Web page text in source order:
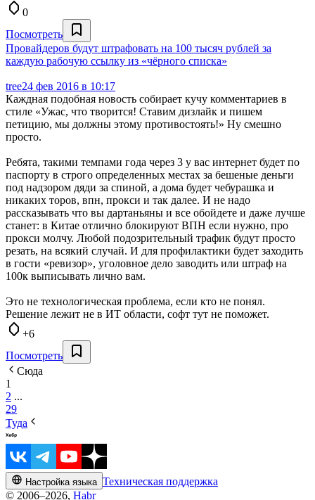
0
Посмотреть
Провайдеров будут штрафовать на 100 тысяч рублей за
каждую рабочую ссылку из «чёрного списка»
tree24 фев 2016 в 10:17
Каждная подобная новость собирает кучу комментариев в
стиле «Ужас, что творится! Ставим дизлайк и пишем
петицию, мы должны этому противостоять!» Ну смешно
просто.
Ребята, такими темпами года через 3 у вас интернет будет по
паспорту в строго определенных местах за бешеные деньги
под надзором дяди за спиной, а дома будет чебурашка и
никаких торов, впн, прокси и так далее. И не надо
рассказывать что вы дартаньяны и все обойдете и даже лучше
станет: в Китае отлично блокируют ВПН если нужно, про
прокси молчу. Любой подозрительный трафик будут просто
резать, на всякий случай. И для профилактики будет заходить
в гости «ревизор», уголовное дело заводить или штраф на
100к выписывать лично вам.
Это не технологическая проблема, если кто не понял.
Решение лежит не в ИТ области, софт тут не поможет.
+6
Посмотреть
Сюда
1
2 ...
29
Туда
Настройка языка Техническая поддержка
© 2006–2026, Habr